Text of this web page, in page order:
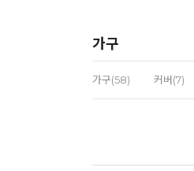
가구
가구(58) 커버(7)